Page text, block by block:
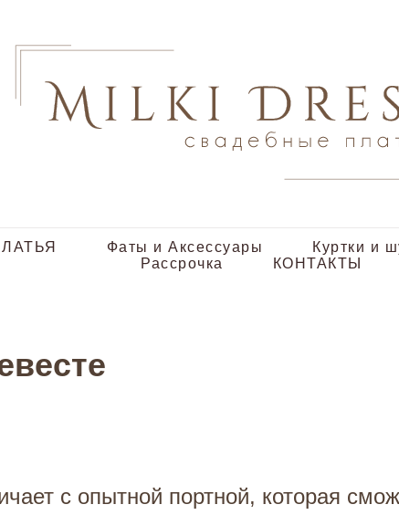
Фаты и Аксессуары Куртки и
Рассрочка
КОНТАКТЫ
с опытной портной, которая